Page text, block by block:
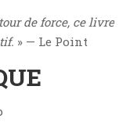
de force, ce livre
» — Le Point